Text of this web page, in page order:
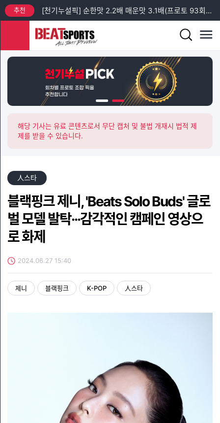
추천 [천기누설픽] 순한맛 2.2배 매운맛 3.1배(프로토 93회차 일요일)
[프리미엄픽] 프로토 88회차 엘리테세리엔 + 챔피언스리그 예선 분석
추천
[프리미엄픽] 프로토 92회차 금요일 K리그2 분석
해당 기사는 유료 콘텐츠로서 무단 캡처 및 불법 개재시 법적 제
제를 받을 수 있습니다.
人스타
블랙핑크 제니, 'Beats Solo Buds' 글로
벌 모델 발탁···감각적인 캠페인 영상으
로 화제
2024.06.27 15:40
제니 블랙핑크 K-POP 人스타